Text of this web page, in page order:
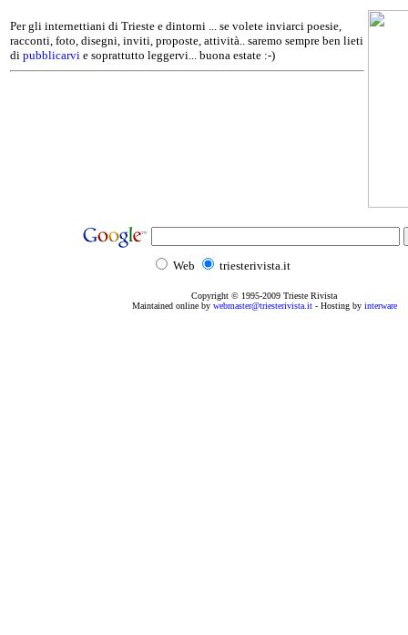
Per gli internettiani di Trieste e dintorni ... se volete inviarci poesie,
racconti, foto, disegni, inviti, proposte, attività.. saremo sempre ben lieti
di pubblicarvi e soprattutto leggervi... buona estate :-)
Web triesterivista.it
Copyright © 1995-2009 Trieste Rivista
Maintained online by webmaster@triesterivista.it- Hosting by interware